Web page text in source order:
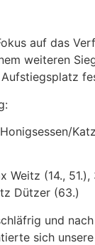
auf das
weiteren
Weitz (14.,
Dützer (63.)
und
sich